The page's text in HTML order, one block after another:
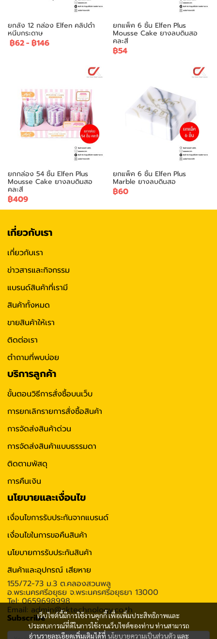
ยกลัง 12 กล่อง Elfen คลิปดำ
หนีบกระดาษ
฿62- ฿146
ยกแพ็ค 6 ชิ้น Elfen Plus
Mousse Cake ยางลบดินสอ
คละสี
฿54
ยกกล่อง 54 ชิ้น Elfen Plus
Mousse Cake ยางลบดินสอ
คละสี
฿409
ยกแพ็ค 6 ชิ้น Elfen Plus
Marble ยางลบดินสอ
฿60
เว็บไซต์นี้มีการใช้งานคุกกี้ เพื่อเพิ่มประสิทธิภาพและ
ประสบการณ์ที่ดีในการใช้งานเว็บไซต์ของท่าน ท่านสามารถ
อ่านรายละเอียดเพิ่มเติมได้ที่ นโยบายความเป็นส่วนตัว และ
เกี่ยวกับเรา
เกี่ยวกับเรา
ข่าวสารและกิจกรรม
แบรนด์สินค้าที่เรามี
สินค้าทั้งหมด
ขายสินค้าให้เรา
ติดต่อเรา
ตำถามที่พบบ่อย
บริการลูกค้า
ขั้นตอนวิธีการสั่งซื้อบนเว็บ
การยกเลิกรายการสั่งซื้อสินค้า
การจัดส่งสินค้าด่วน
การจัดส่งสินค้าแบบธรรมดา
ติดตามพัสดุ
การคืนเงิน
นโยบายและเงื่อนไข
เงื่อนไขการรับประกันจากแบรนด์
เงื่อนไขในการขอคืนสินค้า
นโยบายการรับประกันสินค้า
สินค้าและอุปกรณ์ เสียหาย
155/72-73 ม.3 ต.คลองสวนพลู
อ.พระนครศรีอยุธย จ.พระนครศรีอยุธยา 13000
Tel: 0659698998
Email: admin@cktechnology.co.th
Subscribe